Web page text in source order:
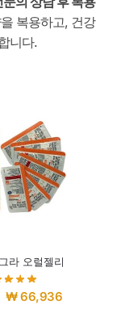
복용하고, 건강
니다.
라 오럴젤리
₩66,936